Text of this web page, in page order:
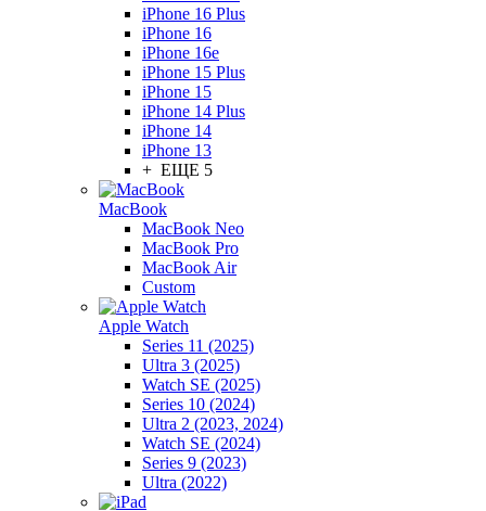
iPhone 16 Plus
iPhone 16
iPhone 16e
iPhone 15 Plus
iPhone 15
iPhone 14 Plus
iPhone 14
iPhone 13
+ ЕЩЕ 5
MacBook
MacBook Neo
MacBook Pro
MacBook Air
Custom
Apple Watch
Series 11 (2025)
Ultra 3 (2025)
Watch SE (2025)
Series 10 (2024)
Ultra 2 (2023, 2024)
Watch SE (2024)
Series 9 (2023)
Ultra (2022)